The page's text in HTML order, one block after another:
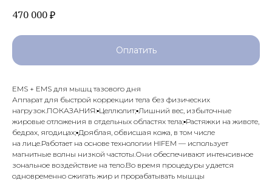
470 000₽
Оплатить
EMS + EMS для мышц тазового дня
Аппарат для быстрой коррекции тела без физических
нагрузок.ПОКАЗАНИЯ:▪️Целлюлит;▪️Лишний вес, избыточные
жировые отложения в отдельных областях тела;▪️Растяжки на животе,
бедрах, ягодицах;▪️Дряблая, обвисшая кожа, в том числе
на лице.Работает на основе технологии HIFEM — использует
магнитные волны низкой частоты.Они обеспечивают интенсивное
зональное воздействие на тело.Во время процедуры удается
одновременно сжигать жир и прорабатывать мышцы